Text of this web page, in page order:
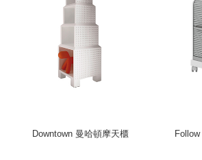
Downtown 曼哈頓摩天櫃